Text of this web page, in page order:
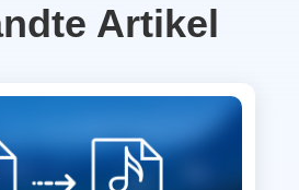
Artikel